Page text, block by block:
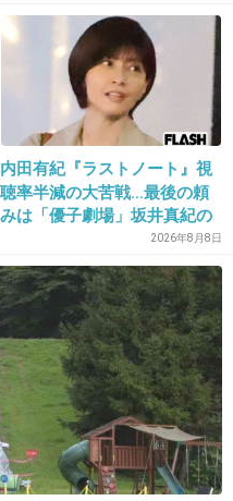
ててわざわざ買って
もあるみたいだよ
ースサイト「日刊大
していない人は潤沢な資金で
悠々老後だと歪んでいるので
は？→様々な意見
内田有紀『ラストノート』視
聴率半減の大苦戦…最後の頼
みは「優子劇場」坂井真紀の
“猟奇的演技” が救いの神にな
るか
2026年8月8日